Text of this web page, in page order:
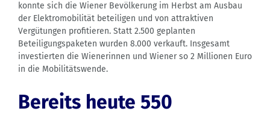
konnte sich die Wiener Bevölkerung im Herbst am Ausbau
der Elektromobilität beteiligen und von attraktiven
Vergütungen profitieren. Statt 2.500 geplanten
Beteiligungspaketen wurden 8.000 verkauft. Insgesamt
investierten die Wienerinnen und Wiener so 2 Millionen Euro
in die Mobilitätswende.
Bereits heute 550